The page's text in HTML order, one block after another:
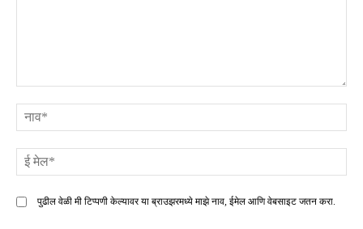
पुढील वेळी मी टिप्पणी केल्यावर या ब्राउझरमध्ये माझे नाव, ईमेल आणि वेबसाइट जतन करा.